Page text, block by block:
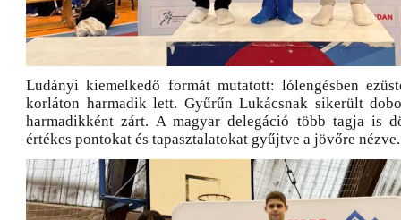
Ludányi kiemelkedő formát mutatott: lólengésben
korláton harmadik lett. Gyűrűn Lukácsnak sikerült
harmadikként zárt. A magyar delegáció több tagja is
értékes pontokat és tapasztalatokat gyűjtve a jövőre nézve.